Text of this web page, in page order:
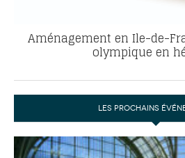
Aménagement en Ile-de-
olympique en
LES PROCHAINS